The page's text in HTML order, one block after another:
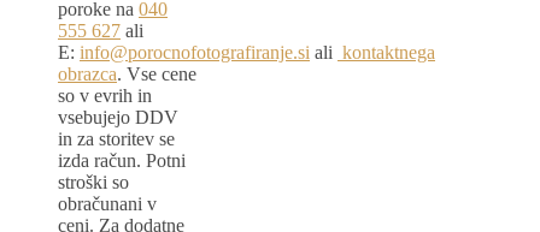
poroke na 040
555 627 ali
E: info@porocnofotografiranje.si ali kontaktnega
obrazca. Vse cene
so v evrih in
vsebujejo DDV
in za storitev se
izda račun. Potni
stroški so
obračunani v
ceni. Za dodatne